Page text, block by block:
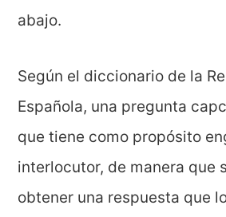
abajo.
Según el diccionario de la
Española, una pregunta
que tiene como propósito
interlocutor, de manera que
obtener una respuesta que